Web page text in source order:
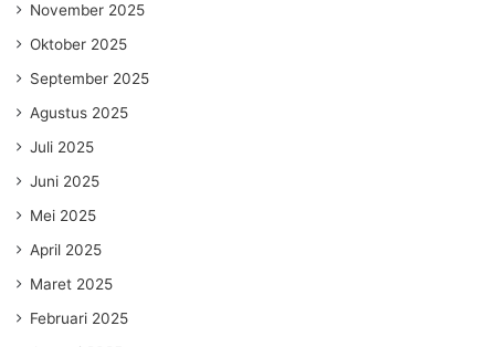
November 2025
Oktober 2025
September 2025
Agustus 2025
Juli 2025
Juni 2025
Mei 2025
April 2025
Maret 2025
Februari 2025